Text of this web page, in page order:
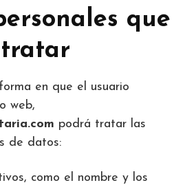
que
tratar
en que el usuario
web,
podrá tratar las
de datos:
como el nombre y los